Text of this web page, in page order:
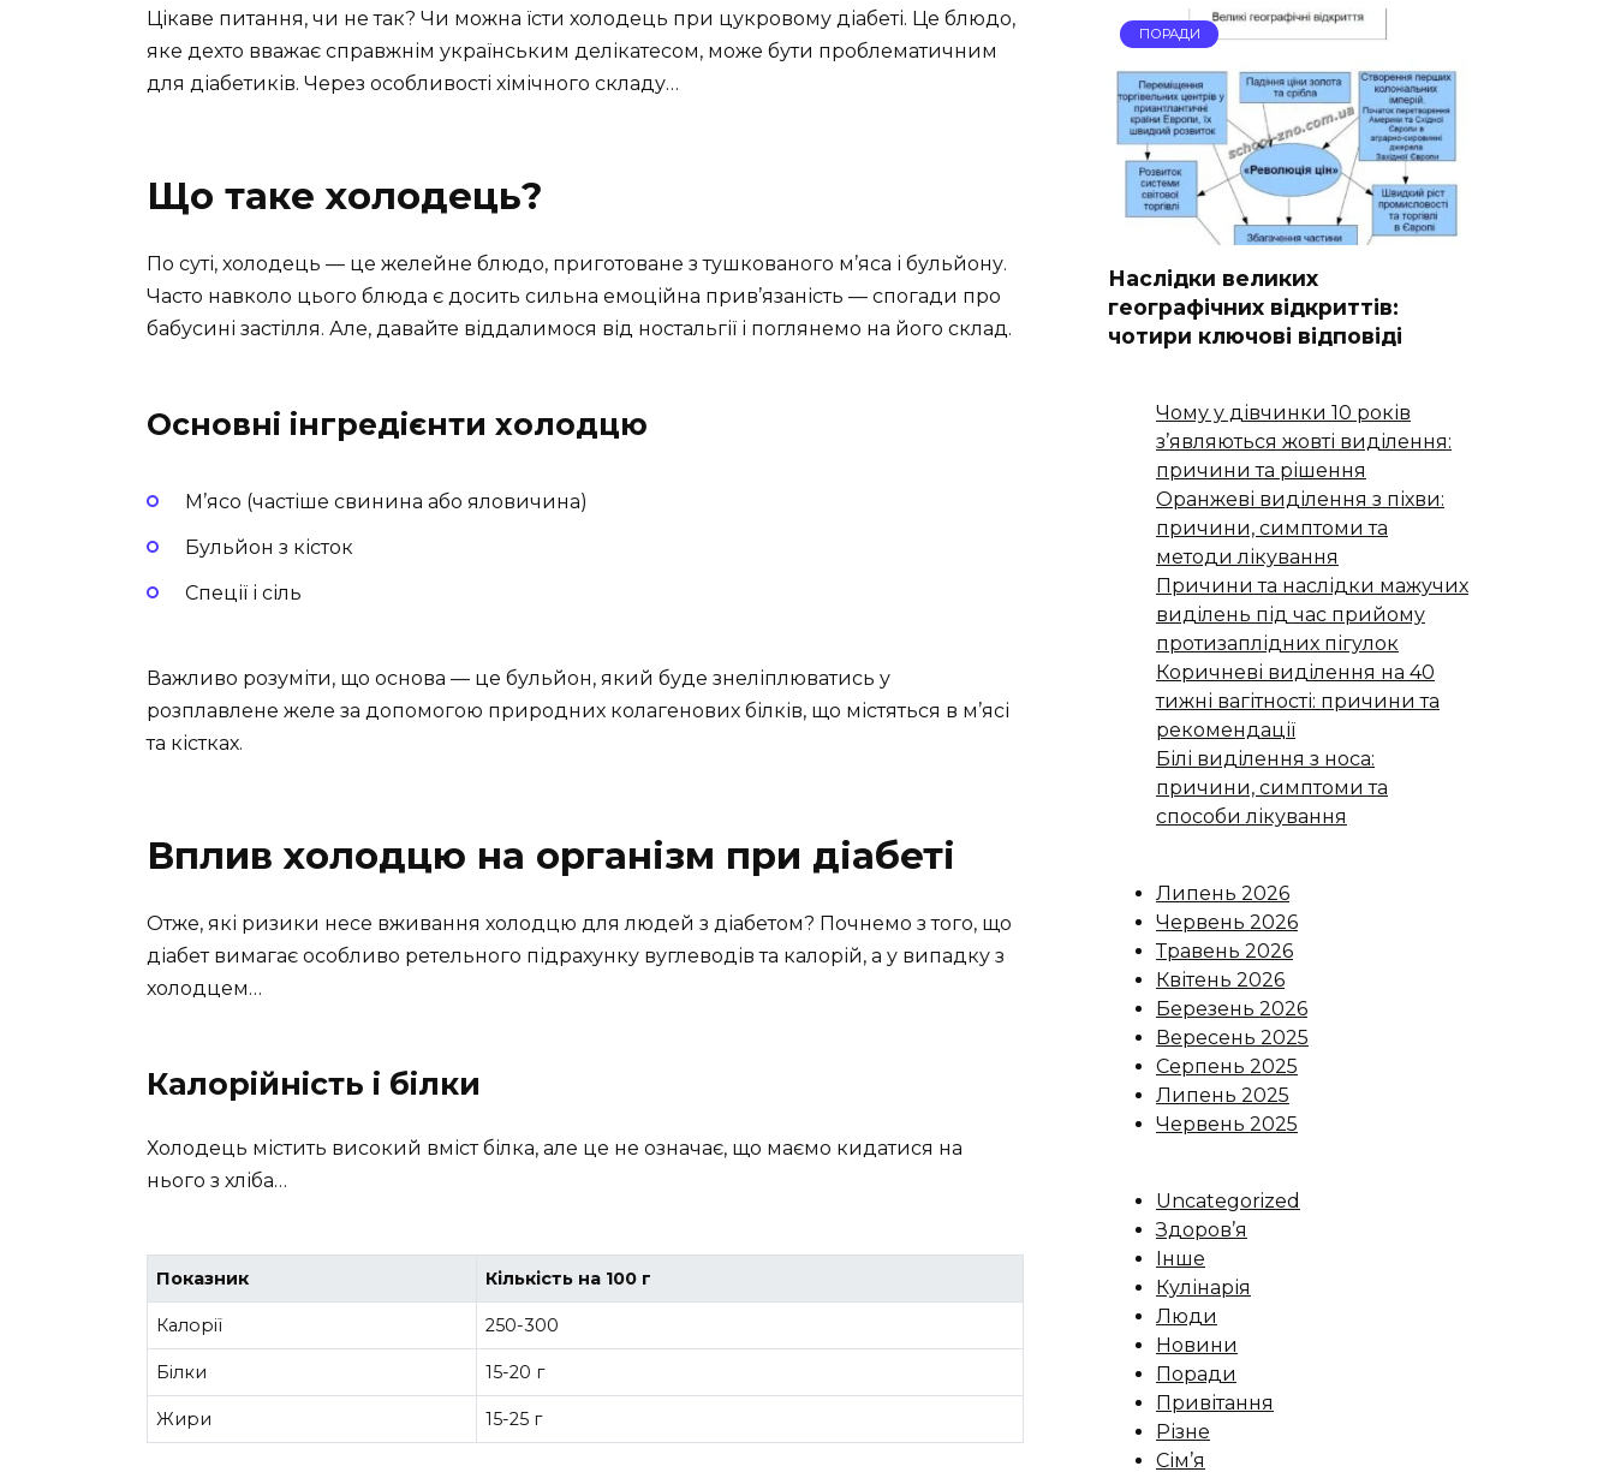
Цікаве питання, чи не так? Чи можна їсти холодець при цукровому діабеті. Це блюдо,
яке дехто вважає справжнім українським делікатесом, може бути проблематичним
для діабетиків. Через особливості хімічного складу…
Що таке холодець?
По суті, холодець — це желейне блюдо, приготоване з тушкованого м’яса і бульйону.
Часто навколо цього блюда є досить сильна емоційна прив’язаність — спогади про
бабусині застілля. Але, давайте віддалимося від ностальгії і поглянемо на його склад.
Основні інгредієнти холодцю
М’ясо (частіше свинина або яловичина)
Бульйон з кісток
Спеції і сіль
Важливо розуміти, що основа — це бульйон, який буде знеліплюватись у
розплавлене желе за допомогою природних колагенових білків, що містяться в м’ясі
та кістках.
Вплив холодцю на організм при діабеті
Отже, які ризики несе вживання холодцю для людей з діабетом? Почнемо з того, що
діабет вимагає особливо ретельного підрахунку вуглеводів та калорій, а у випадку з
холодцем…
Калорійність і білки
Холодець містить високий вміст білка, але це не означає, що маємо кидатися на
нього з хліба…
Показник Кількість на 100 г
Калорії 250-300
Білки 15-20 г
Жири 15-25 г
ПОРАДИ
Наслідки великих
географічних відкриттів:
чотири ключові відповіді
Чому у дівчинки 10 років
з’являються жовті виділення:
причини та рішення
Оранжеві виділення з піхви:
причини, симптоми та
методи лікування
Причини та наслідки мажучих
виділень під час прийому
протизаплідних пігулок
Коричневі виділення на 40
тижні вагітності: причини та
рекомендації
Білі виділення з носа:
причини, симптоми та
способи лікування
Липень 2026
Червень 2026
Травень 2026
Квітень 2026
Березень 2026
Вересень 2025
Серпень 2025
Липень 2025
Червень 2025
Uncategorized
Здоров’я
Інше
Кулінарія
Люди
Новини
Поради
Привітання
Різне
Сім’я